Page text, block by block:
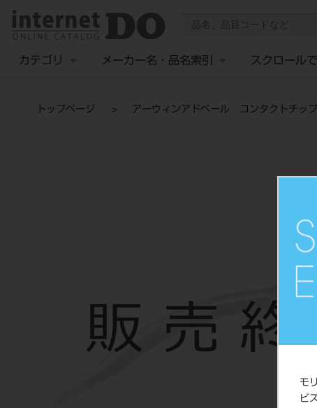
モ
ビ
カテゴリ メーカー名・品名索引 スクロール
トップページ アーウィンアドベール コンタクトチッ